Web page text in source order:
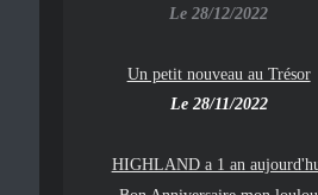
Le 28/12/2022
Un petit nouveau au Trésor
Le 28/11/2022
HIGHLAND a 1 an